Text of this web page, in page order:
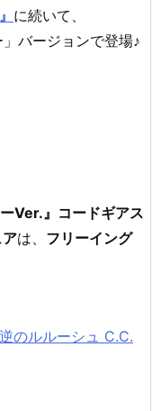
に続いて、
バージョンで登場♪
Ver.』コードギアス
は、 フリーイング
のルルーシュ C.C.